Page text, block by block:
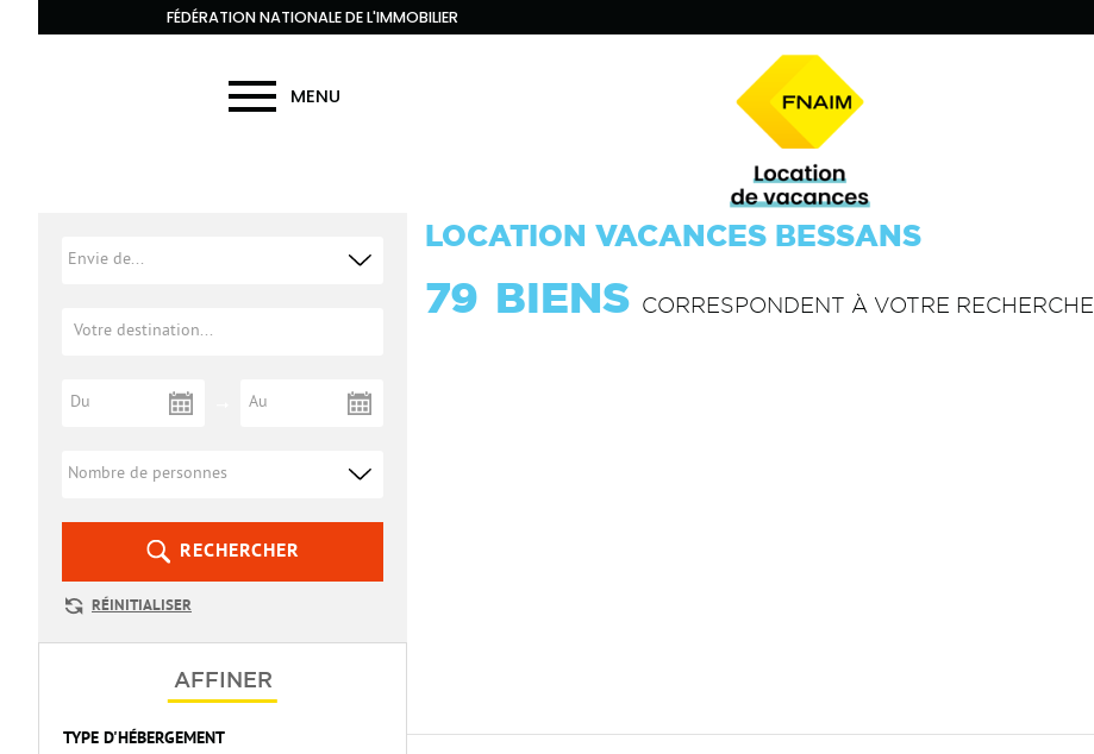
FÉDÉRATION NATIONALE DE L'IMMOBILIER
MENU
RECHERCHER
RÉINITIALISER
AFFINER
TYPE D'HÉBERGEMENT
LOCATION VACANCES BESSANS
79 BIENS CORRESPONDENT À VOTRE RECHERCHE